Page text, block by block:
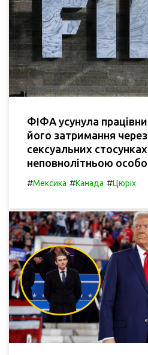
ФІФА усунула
його затримання
сексуальних
неповнолітньою
#Мексика #Канада #Цюріх